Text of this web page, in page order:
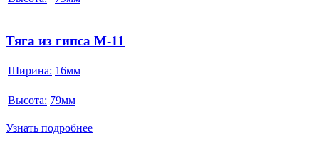
Тяга из гипса М-11
Ширина: 16мм
Высота: 79мм
Узнать подробнее